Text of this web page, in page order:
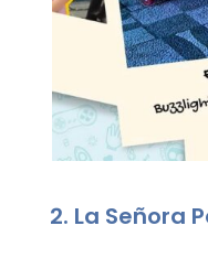
2. La Señora